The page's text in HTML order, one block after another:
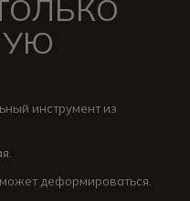
инструмент из
деформироваться.